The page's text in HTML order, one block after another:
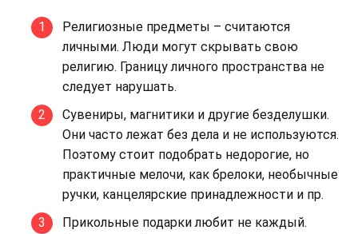
Религиозные предметы – считаются
личными. Люди могут скрывать свою
религию. Границу личного пространства не
следует нарушать.
Сувениры, магнитики и другие безделушки.
Они часто лежат без дела и не используются.
Поэтому стоит подобрать недорогие, но
практичные мелочи, как брелоки, необычные
ручки, канцелярские принадлежности и пр.
Прикольные подарки любит не каждый.